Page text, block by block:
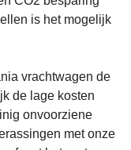
is het mogelijk
vrachtwagen de
de lage kosten
onvoorziene
met onze